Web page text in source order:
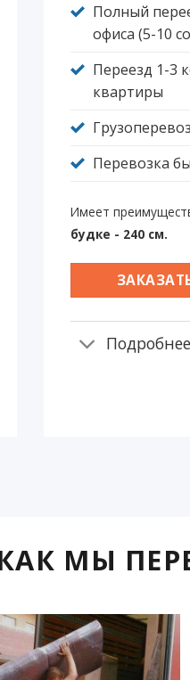
Полный
офиса (5-10
Переезд 1-3
квартиры
Перевозка
Имеет
будке - 240 см.
Подробнее
МЫ